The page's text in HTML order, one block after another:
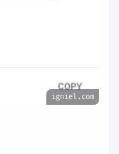
igniel.com